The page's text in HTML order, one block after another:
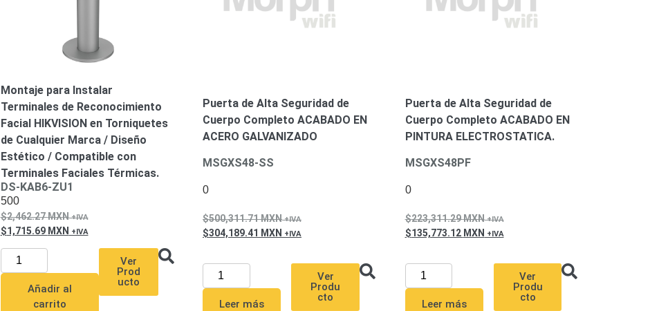
Montaje para Instalar
Terminales de Reconocimiento
Facial HIKVISION en Torniquetes
de Cualquier Marca / Diseño
Estético / Compatible con
Terminales Faciales Térmicas.
DS-KAB6-ZU1
500
2,462.27MXN
1,715.69 MXN
Añadir al
carrito
Ver
Prod
ucto
Puerta de Alta Seguridad de
Cuerpo Completo ACABADO EN
ACERO GALVANIZADO
MSGXS48-SS
0
500,311.71MXN
304,189.41 MXN
Leer más
Ver
Produ
cto
Puerta de Alta Seguridad de
Cuerpo Completo ACABADO EN
PINTURA ELECTROSTATICA.
MSGXS48PF
0
223,311.29MXN
135,773.12 MXN
Leer más
Ver
Produ
cto